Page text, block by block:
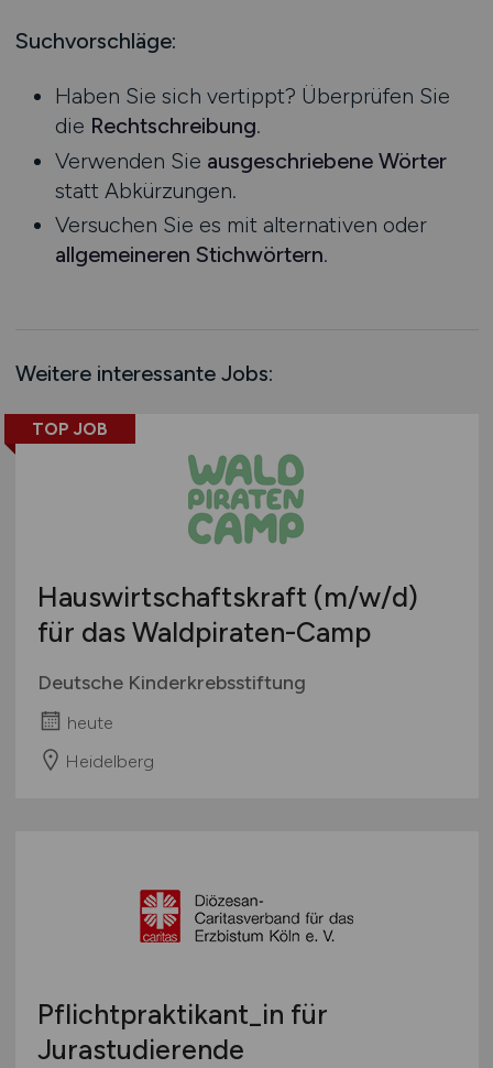
Management
Medien / Kommunikation
Naturwissenschaften / Life Science
Öffentlicher Dienst & Verbände
Optik / Feinmechanik
Personaldienstleistungen
Personalwesen
Unternehmensberatung / Wirtschaftsprüfung
Verwaltung
Gewerbe allgemein
Industrie allgemein
Wirtschaft allgemein
Niedersachsen
Rheinland-Pfalz
Saarland
Sachsen
Sachsen-Anhalt
Schleswig-Holstein
Thüringen
Europa
International
Suchvorschläge:
Haben Sie sich vertippt? Überprüfen Sie
die Rechtschreibung.
Verwenden Sie ausgeschriebene Wörter
statt Abkürzungen.
Versuchen Sie es mit alternativen oder
allgemeineren Stichwörtern.
Weitere interessante Jobs:
TOP JOB
Hauswirtschaftskraft (m/w/d)
für das Waldpiraten-Camp
Deutsche Kinderkrebsstiftung
heute
Heidelberg
Pflichtpraktikant_in für
Jurastudierende